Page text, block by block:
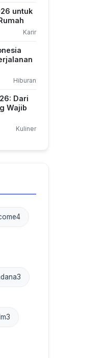
untuk
Karir
Hiburan
Dari
Wajib
Kuliner
4
3
3